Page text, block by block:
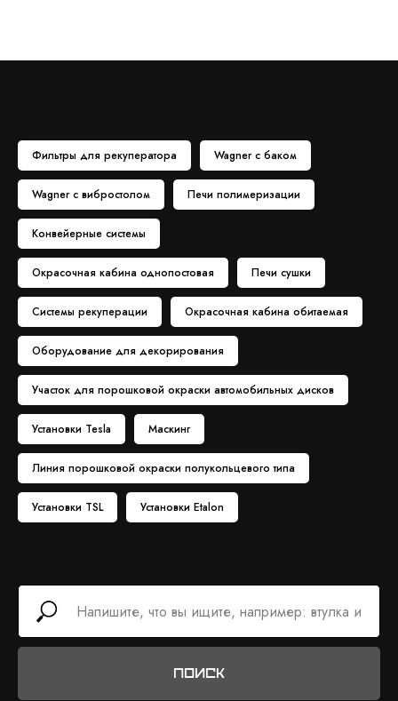
Фильтры для рекуператора Wagner с баком
Wagner с вибростолом Печи полимеризации
Конвейерные системы
Окрасочная кабина однопостовая Печи сушки
Системы рекуперации Окрасочная кабина обитаемая
Оборудование для декорирования
Участок для порошковой окраски автомобильных дисков
Установки Tesla Маскинг
Линия порошковой окраски полукольцевого типа
Установки TSL Установки Etalon
Поиск